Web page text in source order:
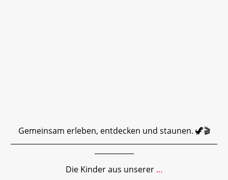
Gemeinsam erleben, entdecken und staunen. 🦖🎬
Die Kinder aus unserer ...